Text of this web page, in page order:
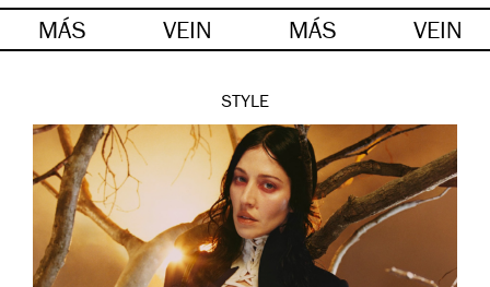
MÁS VEIN MÁS VEIN
STYLE